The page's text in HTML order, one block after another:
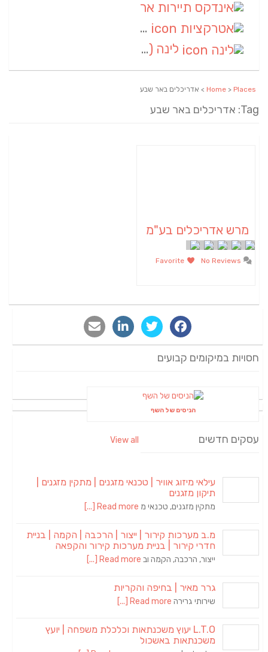
אטרקציות
לינה (1)
Home > Places > אדריכלים באר שבע
Tag: אדריכלים באר שבע
מרש אדריכלים בע"מ
חסויות במיקומים קבועים
הניסים של השף
עסקים חדשים View all
עילאי מיזוג אוויר | טכנאי מזגנים | מתקין מזגנים |
תיקון מזגנים
מתקין מזגנים, טכנאי מ Read more [...]
מ.ב מערכות קירור | ייצור | הרכבה | הקמה | בניית
חדרי קירור | בניית מערכות קירור והקפאה
ייצור, הרכבה, הקמה וב Read more [...]
גרר מאיר | בחיפה והקריות
שירותי גרירה Read more [...]
L.T.O יעוץ משכנתאות וכלכלת משפחה | יועץ
משכנתאות באשכול